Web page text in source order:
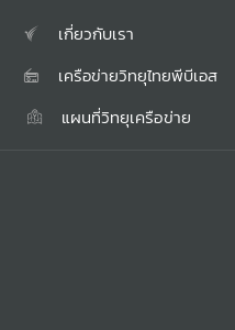
เกี่ยวกับเรา
เครือข่ายวิทยุไทยพีบีเอส
แผนที่วิทยุเครือข่าย